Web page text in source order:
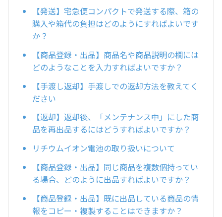
【発送】宅急便コンパクトで発送する際、箱の
購入や箱代の負担はどのようにすればよいです
か？
【商品登録・出品】商品名や商品説明の欄には
どのようなことを入力すればよいですか？
【手渡し返却】手渡しでの返却方法を教えてく
ださい
【返却】返却後、「メンテナンス中」にした商
品を再出品するにはどうすればよいですか？
リチウムイオン電池の取り扱いについて
【商品登録・出品】同じ商品を複数個持ってい
る場合、どのように出品すればよいですか？
【商品登録・出品】既に出品している商品の情
報をコピー・複製することはできますか？